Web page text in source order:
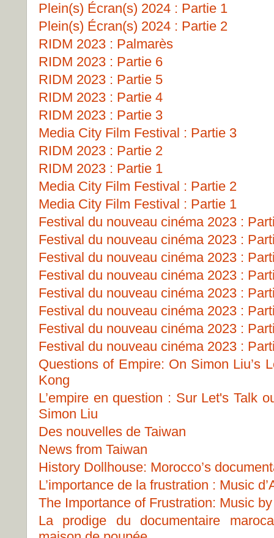
Plein(s) Écran(s) 2024 : Partie 1
Plein(s) Écran(s) 2024 : Partie 2
RIDM 2023 : Palmarès
RIDM 2023 : Partie 6
RIDM 2023 : Partie 5
RIDM 2023 : Partie 4
RIDM 2023 : Partie 3
Media City Film Festival : Partie 3
RIDM 2023 : Partie 2
RIDM 2023 : Partie 1
Media City Film Festival : Partie 2
Media City Film Festival : Partie 1
Festival du nouveau cinéma 2023 :
Festival du nouveau cinéma 2023 :
Festival du nouveau cinéma 2023 :
Festival du nouveau cinéma 2023 :
Festival du nouveau cinéma 2023 :
Festival du nouveau cinéma 2023 :
Festival du nouveau cinéma 2023 :
Festival du nouveau cinéma 2023 :
Questions of Empire: On Simon Liu’s
Kong
L’empire en question : Sur Let's Talk
Simon Liu
Des nouvelles de Taiwan
News from Taiwan
History Dollhouse: Morocco’s
L’importance de la frustration : Music
The Importance of Frustration: Music
La prodige du documentaire